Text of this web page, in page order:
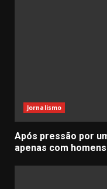
Jornalismo
Após pressão por
apenas com homens